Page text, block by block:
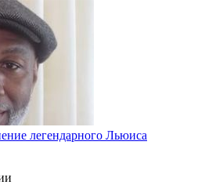
легендарного Льюиса